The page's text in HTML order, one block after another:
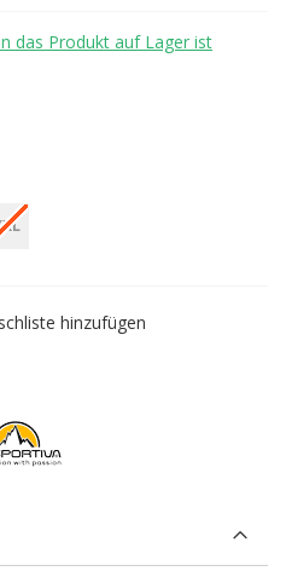
das Produkt auf Lager ist
hinzufügen